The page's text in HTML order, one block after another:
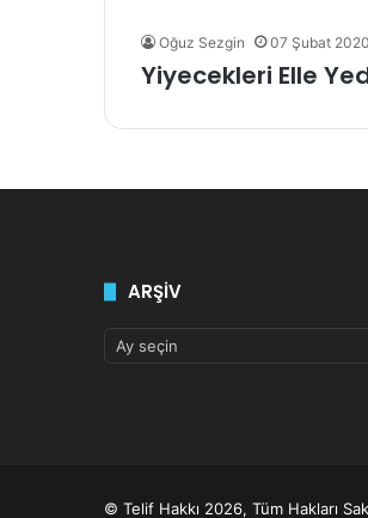
Oğuz Sezgin 07 Şubat 2020
Yiyecekleri Elle
ARŞİV
ARŞİV
© Telif Hakkı 2026, Tüm Hakları